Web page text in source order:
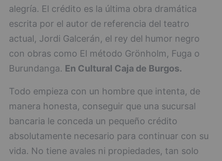
alegría. El crédito es la última obra dramática
escrita por el autor de referencia del teatro
actual, Jordi Galcerán, el rey del humor negro
con obras como El método Grönholm, Fuga o
Burundanga. En Cultural Caja de Burgos.
Todo empieza con un hombre que intenta, de
manera honesta, conseguir que una sucursal
bancaria le conceda un pequeño crédito
absolutamente necesario para continuar con su
vida. No tiene avales ni propiedades, tan solo